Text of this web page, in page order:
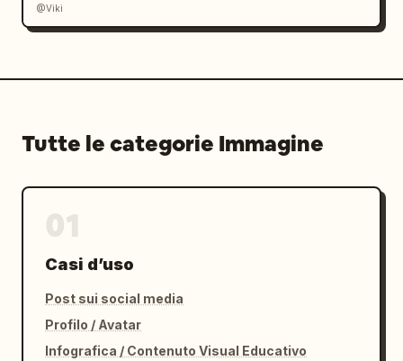
@Viki
Tutte le categorie Immagine
Casi d’uso
Post sui social media
Profilo / Avatar
Infografica / Contenuto Visual Educativo